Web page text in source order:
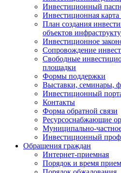
Инвестиционный
Инвестиционная карта
План создания
объектов
Инвестиционное
Сопровождение
Свободные
площадки
Формы поддержки
Выставки, семинары,
Инвестиционный
Контакты
Форма обратной связи
Ресурсоснабжающие
Муниципально-
Инвестиционный
Обращения граждан
Интернет-приемная
Порядок и время